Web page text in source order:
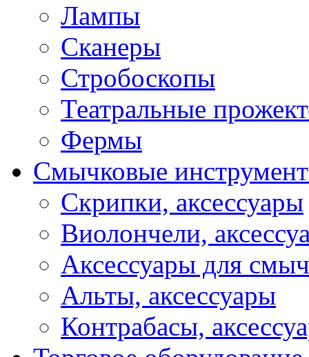
Лампы
Сканеры
Стробоскопы
Театральные
Фермы
Смычковые
Скрипки, аксессуары
Виолончели,
Аксессуары для
Альты, аксессуары
Контрабасы,